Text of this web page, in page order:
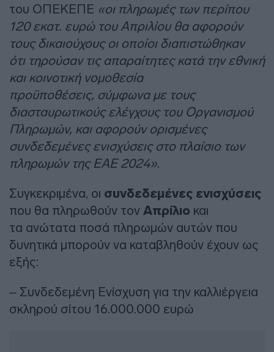
του ΟΠΕΚΕΠΕ «οι πληρωμές των περίπου
120 εκατ. ευρώ του Απριλίου θα αφορούν
τους δικαιούχους οι οποίοι διαπιστώθηκαν
ότι τηρούσαν τις απαραίτητες κατά την εθνική
και κοινοτική νομοθεσία
προϋποθέσεις, σύμφωνα με τους
διασταυρωτικούς ελέγχους του Οργανισμού
Πληρωμών, και αφορούν ορισμένες
συνδεδεμένες ενισχύσεις στο πλαίσιο των
πληρωμών της ΕΑΕ 2024».
Συγκεκριμένα, οι συνδεδεμένες ενισχύσεις
που θα πληρωθούν τον Απρίλιο και
τα ανώτατα ποσά πληρωμών αυτών που
δυνητικά μπορούν να καταβληθούν έχουν ως
εξής:
– Συνδεδεμένη Ενίσχυση για την καλλιέργεια
σκληρού σίτου 16.000.000 ευρώ